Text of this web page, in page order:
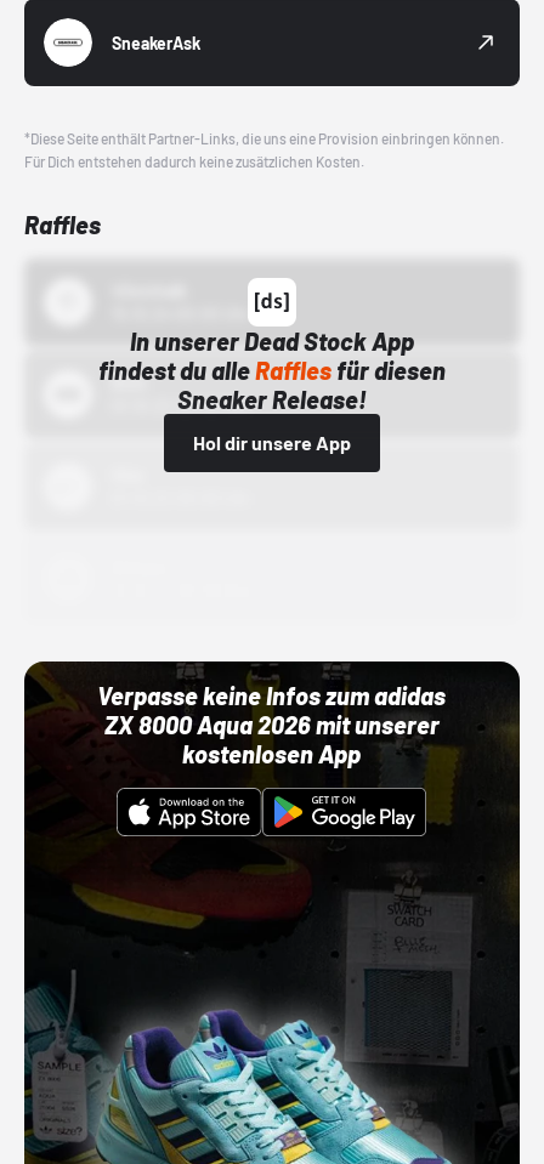
SneakerAsk
*Diese Seite enthält Partner-Links, die uns eine Provision einbringen können.
Für Dich entstehen dadurch keine zusätzlichen Kosten.
Raffles
In unserer Dead Stock App
findest du alleRafflesfür diesen
Sneaker Release!
Hol dir unsere App
Bstn
01.10.22 00:00 Uhr
Verpasse keine Infos zum adidas
ZX 8000 Aqua 2026 mit unserer
kostenlosen App